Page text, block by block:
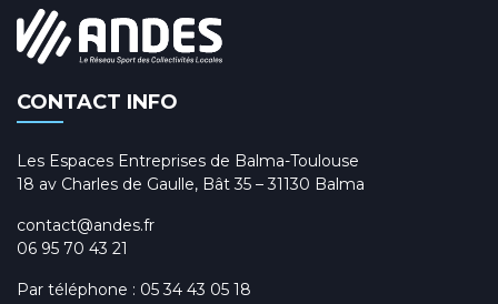
CONTACT INFO
Les Espaces Entreprises de Balma-Toulouse
18 av Charles de Gaulle, Bât 35 – 31130 Balma
contact@andes.fr
06 95 70 43 21
Par téléphone : 05 34 43 05 18